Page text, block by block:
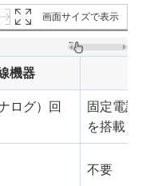
画面サイズで表示
機器
ログ）回
固定電
を搭載）
不要